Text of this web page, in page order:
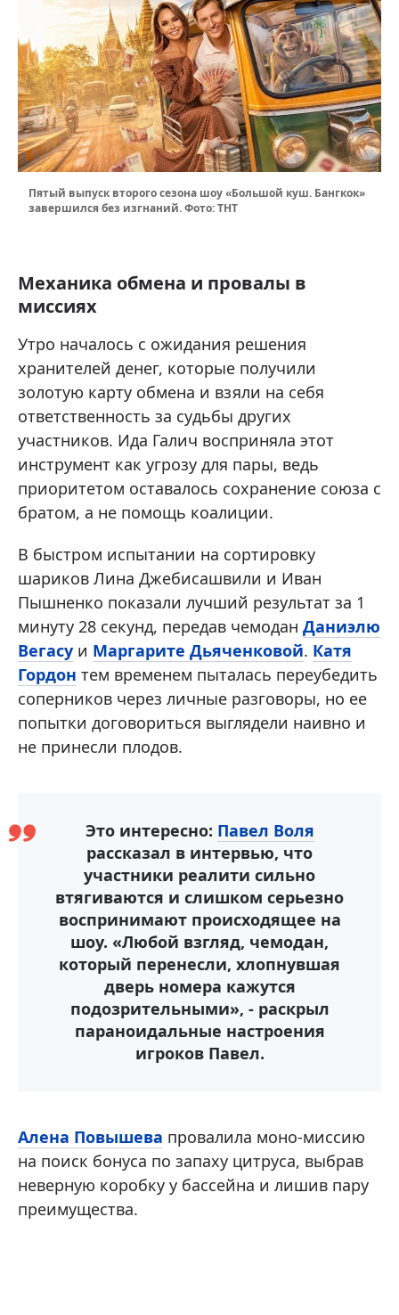
Пятый выпуск второго сезона шоу «Большой куш. Бангкок»
завершился без изгнаний. Фото: ТНТ
Механика обмена и провалы в
миссиях
Утро началось с ожидания решения
хранителей денег, которые получили
золотую карту обмена и взяли на себя
ответственность за судьбы других
участников. Ида Галич восприняла этот
инструмент как угрозу для пары, ведь
приоритетом оставалось сохранение союза с
братом, а не помощь коалиции.
В быстром испытании на сортировку
шариков Лина Джебисашвили и Иван
Пышненко показали лучший результат за 1
минуту 28 секунд, передав чемодан Даниэлю
Вегасу и Маргарите Дьяченковой. Катя
Гордон тем временем пыталась переубедить
соперников через личные разговоры, но ее
попытки договориться выглядели наивно и
не принесли плодов.
Это интересно: Павел Воля
рассказал в интервью, что
участники реалити сильно
втягиваются и слишком серьезно
воспринимают происходящее на
шоу. «Любой взгляд, чемодан,
который перенесли, хлопнувшая
дверь номера кажутся
подозрительными», - раскрыл
параноидальные настроения
игроков Павел.
Алена Повышева провалила моно-миссию
на поиск бонуса по запаху цитруса, выбрав
неверную коробку у бассейна и лишив пару
преимущества.